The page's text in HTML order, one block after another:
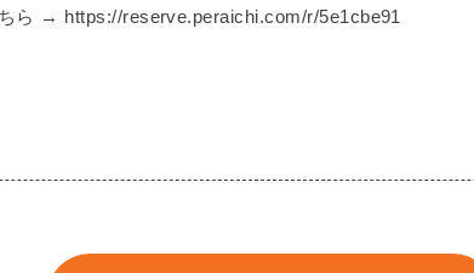
ら → https://reserve.peraichi.com/r/5e1cbe91